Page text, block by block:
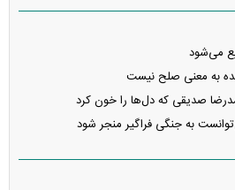
به معنی صلح نیست
صدیقی که دل‌ها را خون کرد
به جنگی فراگیر منجر شود